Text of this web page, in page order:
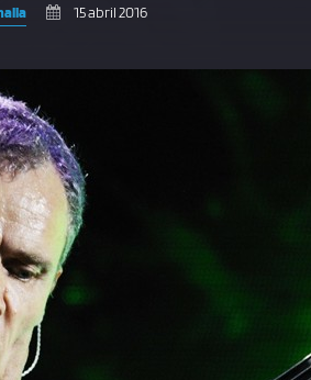
15 abril 2016